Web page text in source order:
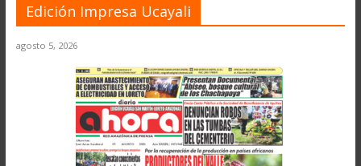
Edición Impresa Ucayali
agosto 5, 2026